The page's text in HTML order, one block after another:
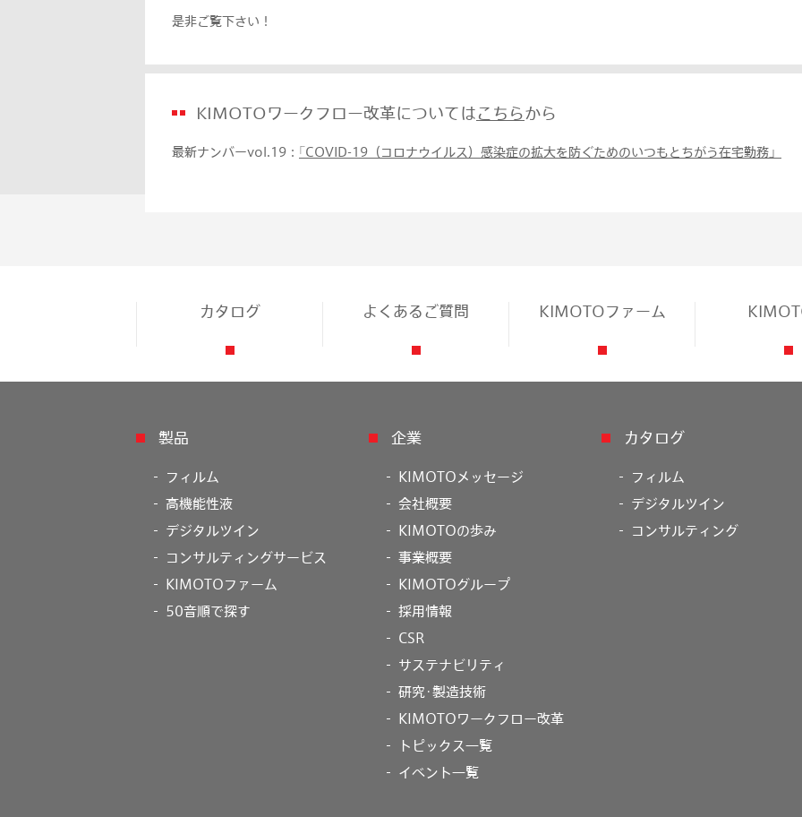
是非ご覧下さい！
KIMOTOワークフロー改革についてはこちらから
最新ナンバーvol.19： ｢COVID-19（コロナウイルス）感染症の拡大を防ぐためのいつもとちがう在宅勤務」
カタログ よくあるご質問 KIMOTOファーム
製品
フィルム
高機能性液
デジタルツイン
コンサルティングサービス
KIMOTOファーム
50音順で探す
企業
KIMOTOメッセージ
会社概要
KIMOTOの歩み
事業概要
KIMOTOグループ
採用情報
CSR
サステナビリティ
研究･製造技術
KIMOTOワークフロー改革
トピックス一覧
イベント一覧
カタログ
フィルム
デジタルツイン
コンサルティング